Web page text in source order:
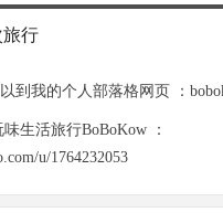
行
到我的个人部落格网页 ：
生活旅行BoBoKow ：
u/1764232053